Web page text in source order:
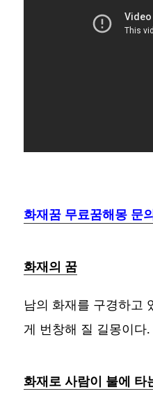
화재꿈 무료꿈해몽 문
화재의 꿈
남의 화재를 구경하고
게 번창해 질 길몽이다.
화재로 사람이 불에 타